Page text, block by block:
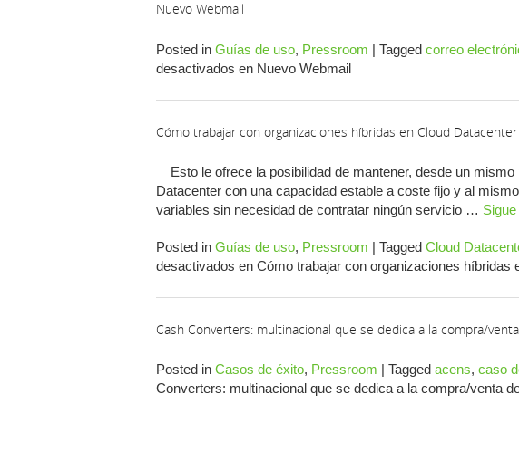
Nuevo Webmail
Posted in Guías de uso, Pressroom | Tagged correo
desactivados en Nuevo Webmail
Cómo trabajar con organizaciones híbridas en Cloud Datacenter
Esto le ofrece la posibilidad de mantener, desde un
Datacenter con una capacidad estable a coste fijo y al
variables sin necesidad de contratar ningún servicio …
Posted in Guías de uso, Pressroom | Tagged Cloud
desactivados en Cómo trabajar con organizaciones híbridas
Cash Converters: multinacional que se dedica a la compra/
Posted in Casos de éxito, Pressroom | Tagged acens, caso
Converters: multinacional que se dedica a la compra/venta